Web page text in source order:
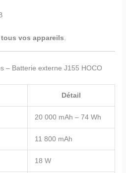
tous vos appareils
– Batterie externe J155 HOCO
Détail
20 000 mAh – 74 Wh
11 800 mAh
18 W